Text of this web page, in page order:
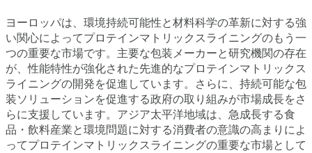
ヨーロッパは、環境持続可能性と材料科学の革新に対する強
い関心によってプロテインマトリックスライニングのもう一
つの重要な市場です。主要な包装メーカーと研究機関の存在
が、性能特性が強化された先進的なプロテインマトリックス
ライニングの開発を促進しています。さらに、持続可能な包
装ソリューションを促進する政府の取り組みが市場成長をさ
らに支援しています。アジア太平洋地域は、急成長する食
品・飲料産業と環境問題に対する消費者の意識の高まりによ
ってプロテインマトリックスライニングの重要な市場として